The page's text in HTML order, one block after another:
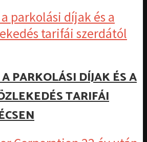
PARKOLÁSI DÍJAK ÉS A
TARIFÁI